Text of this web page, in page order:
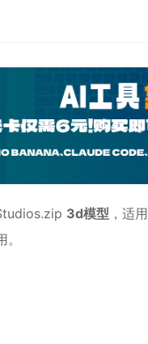
3d模型 ，适用